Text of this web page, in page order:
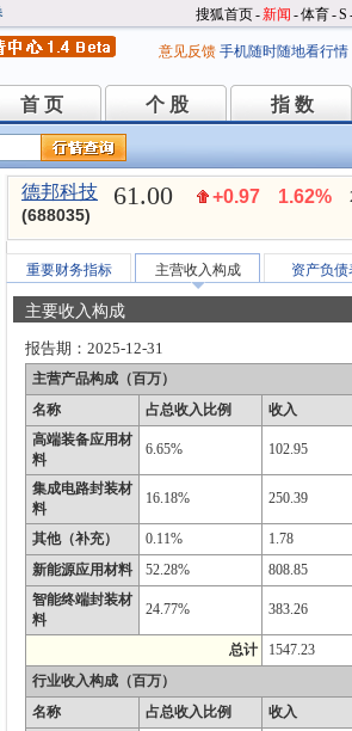
搜狐首页-新闻 -体育-S
意见反馈 手机随时随地看行情
首 页
首 页 个 股
个 股 指 数
指 数
德邦科技
(688035)
61.00 +0.97 1.62%
重要财务指标 主营收入构成 资产负债
主要收入构成
报告期： 2025-12-31
主营产品构成（百万）
名称
占总收入比例
收入
高端装备应用材
料
6.65% 102.95
集成电路封装材
料
16.18% 250.39
其他（补充） 0.11%
1.78
新能源应用材料
52.28%
808.85
智能终端封装材
料
24.77% 383.26
总计
1547.23
行业收入构成（百万）
名称
占总收入比例
收入